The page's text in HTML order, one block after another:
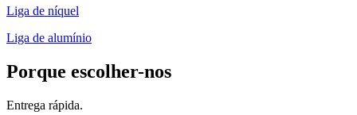
Liga de níquel
Liga de alumínio
Porque escolher-nos
Entrega rápida.